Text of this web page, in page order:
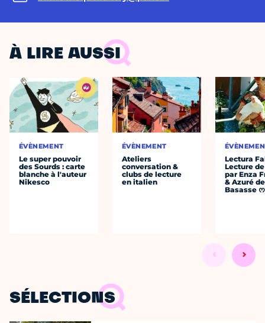
À LIRE AUSSI
ÉVÈNEMENT
Le super pouvoir
des Sourds : carte
blanche à l'auteur
Nikesco
ÉVÈNEMENT
Ateliers
conversation &
clubs de lecture
en italien
Lectura
Lecture
par Enza
& Azuré
Basasse ᰔ
SÉLECTIONS